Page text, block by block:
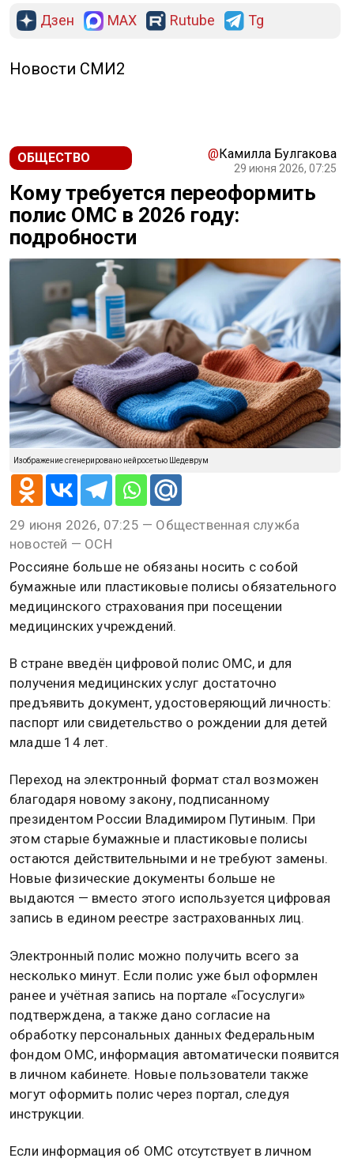
ОБЩЕСТВО @Камилла Булгакова
29 июня 2026, 07:25
Кому требуется переоформить
полис ОМС в 2026 году:
подробности
Изображение сгенерировано нейросетью Шедеврум
29 июня 2026, 07:25 — Общественная служба
новостей — ОСН
бумажные или пластиковые полисы обязательного
медицинских учреждений.
В стране введён цифровой полис ОМС, и для
предъявить документ, удостоверяющий личность:
младше 14 лет.
Переход на электронный формат стал возможен
благодаря новому закону, подписанному
президентом России Владимиром Путиным. При
этом старые бумажные и пластиковые полисы
остаются действительными и не требуют замены.
запись в едином реестре застрахованных лиц.
Электронный полис можно получить всего за
несколько минут. Если полис уже был оформлен
ранее и учётная запись на портале «Госуслуги»
подтверждена, а также дано согласие на
обработку персональных данных Федеральным
фондом ОМС, информация автоматически появится
в личном кабинете. Новые пользователи также
могут оформить полис через портал, следуя
инструкции.